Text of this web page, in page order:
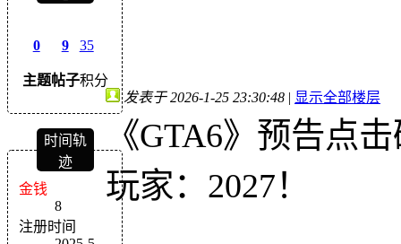
0
主题
9
帖子
35
积分
时间轨
迹
金钱
8
注册时间
发表于 2026-1-25 23:30:48 | 显示全部楼层
《GTA6》预告点
玩家：2027！